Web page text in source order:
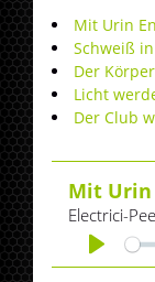
Mit Urin
Schweiß
Der
Licht
Der Club
Mit Urin
Electrici-Pee
Play